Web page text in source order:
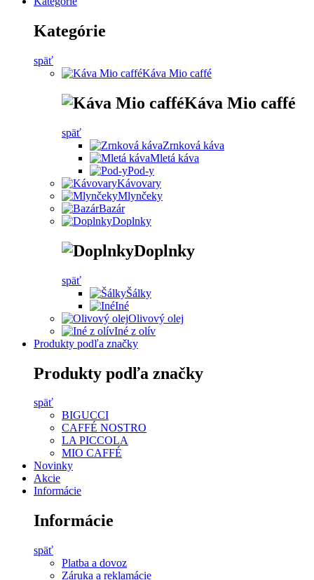
Kategórie
späť
Káva Mio caffé
Káva Mio caffé
späť
Zrnková káva
Mletá káva
Pod-y
Kávovary
Mlynčeky
Bazár
Doplnky
Doplnky
späť
Šálky
Iné
Olivový olej
Iné z olív
Produkty podľa značky
Produkty podľa značky
späť
BIGUCCI
CAFFÉ NOSTRO
LA PICCOLA
MIO CAFFÉ
Novinky
Akcie
Informácie
Informácie
späť
Platba a dovoz
Záruka a reklamácie